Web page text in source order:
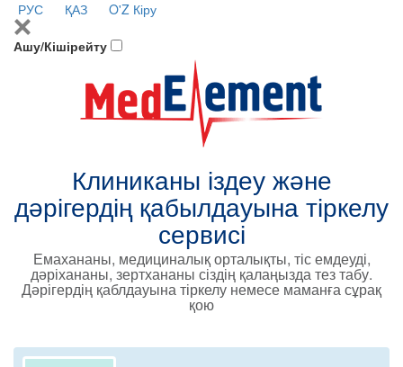
РУС ҚАЗ O'Z Кіру
Ашу/Кішірейту
Клиниканы іздеу және
дәрігердің қабылдауына тіркелу
сервисі
Емахананы, медициналық орталықты, тіс емдеуді,
дәріхананы, зертхананы сіздің қалаңызда тез табу.
Дәрігердің қаблдауына тіркелу немесе маманға сұрақ
қою